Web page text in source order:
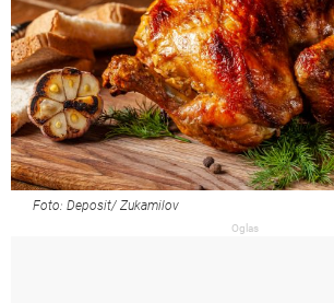
Foto: Deposit/ Zukamilov
Oglas